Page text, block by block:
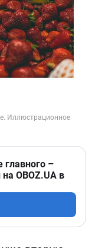
главного –
OBOZ.UA в